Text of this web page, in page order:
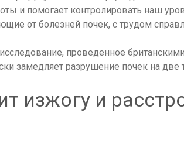
и помогает контролировать наш
от болезней почек, с трудом
проведенное
замедляет разрушение почек на две
изжогу и